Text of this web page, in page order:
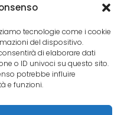
tecnologie come i cookie
del dispositivo.
di elaborare dati
o ID univoci su questo sito.
potrebbe influire
e funzioni.